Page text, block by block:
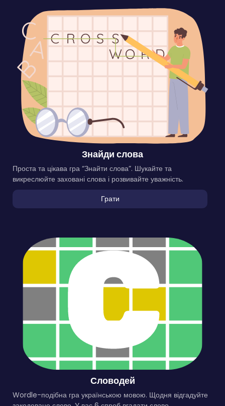
Знайди слова
Проста та цікава гра “Знайти слова”. Шукайте та
викреслюйте заховані слова і розвивайте уважність.
Грати
Словодей
Wordle-подібна гра українською мовою. Щодня відгадуйте